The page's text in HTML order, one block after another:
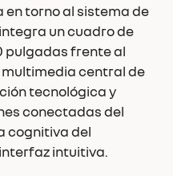
en torno al sistema de
un cuadro de
pulgadas frente al
central de
tecnológica y
conectadas del
cognitiva del
intuitiva.